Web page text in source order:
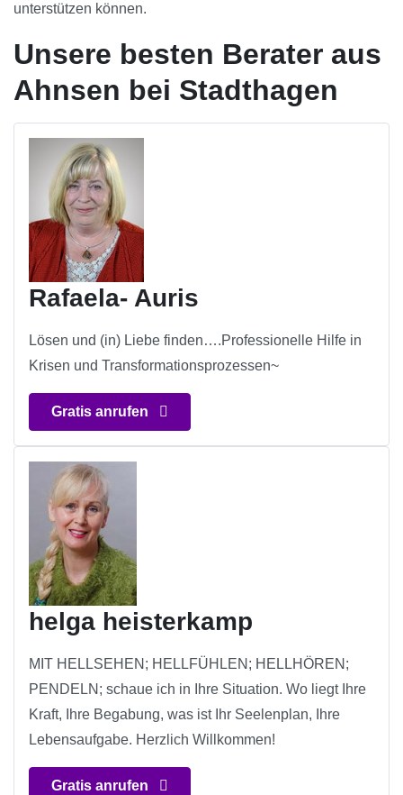
unterstützen können.
Unsere besten Berater aus
Ahnsen bei Stadthagen
Rafaela- Auris
Lösen und (in) Liebe finden….Professionelle Hilfe in
Krisen und Transformationsprozessen~
Gratis anrufen
helga heisterkamp
MIT HELLSEHEN; HELLFÜHLEN; HELLHÖREN;
PENDELN; schaue ich in Ihre Situation. Wo liegt Ihre
Kraft, Ihre Begabung, was ist Ihr Seelenplan, Ihre
Lebensaufgabe. Herzlich Willkommen!
Gratis anrufen